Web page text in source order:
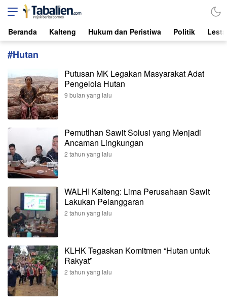
Tabalien.com
Lokal, Independen, dari Borneo
Beranda Kalteng Hukum dan Peristiwa Politik
#Hutan
Putusan MK Legakan Masyarakat Adat
Pengelola Hutan
9 bulan yang lalu
Pemutihan Sawit Solusi yang Menjadi
Ancaman Lingkungan
2 tahun yang lalu
WALHI Kalteng: Lima Perusahaan Sawit
Lakukan Pelanggaran
2 tahun yang lalu
KLHK Tegaskan Komitmen “Hutan untuk
Rakyat”
2 tahun yang lalu